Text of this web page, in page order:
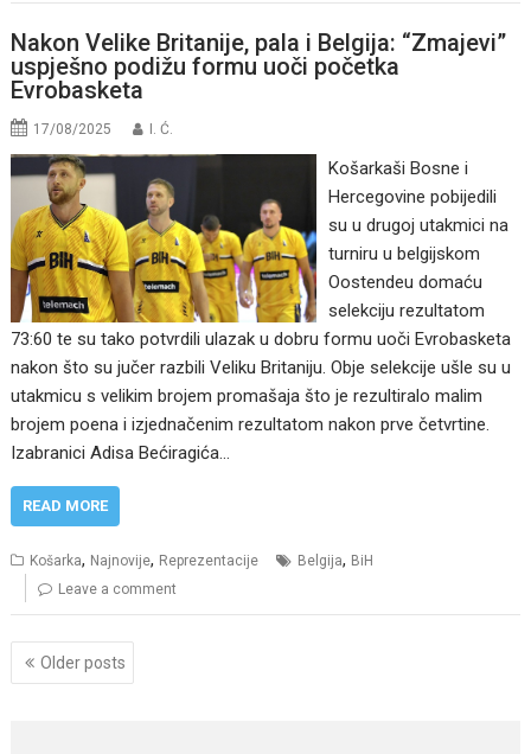
Nakon Velike Britanije, pala i Belgija: “Zmajevi”
uspješno podižu formu uoči početka
Evrobasketa
17/08/2025 I. Ć.
Košarkaši Bosne i
Hercegovine pobijedili
su u drugoj utakmici na
turniru u belgijskom
Oostendeu domaću
selekciju rezultatom
73:60 te su tako potvrdili ulazak u dobru formu uoči Evrobasketa
nakon što su jučer razbili Veliku Britaniju. Obje selekcije ušle su u
utakmicu s velikim brojem promašaja što je rezultiralo malim
brojem poena i izjednačenim rezultatom nakon prve četvrtine.
Izabranici Adisa Bećiragića…
READ MORE
Košarka, Najnovije, Reprezentacije Belgija, BiH
Leave a comment
Posts
navigation
Older posts